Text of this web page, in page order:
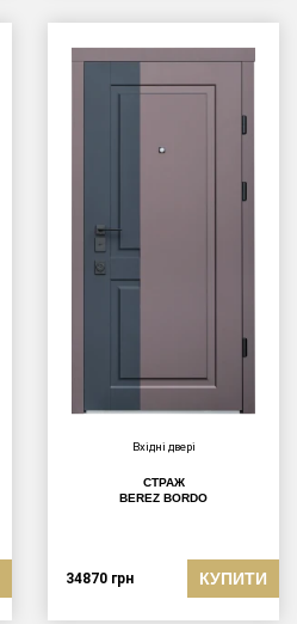
Вхідні двері
СТРАЖ
BEREZ BORDO
34870 грн КУПИТИ